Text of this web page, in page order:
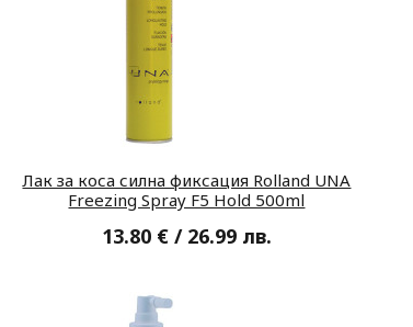
Лак за коса силна фиксация Rolland UNA
Freezing Spray F5 Hold 500ml
13.80 € / 26.99 лв.